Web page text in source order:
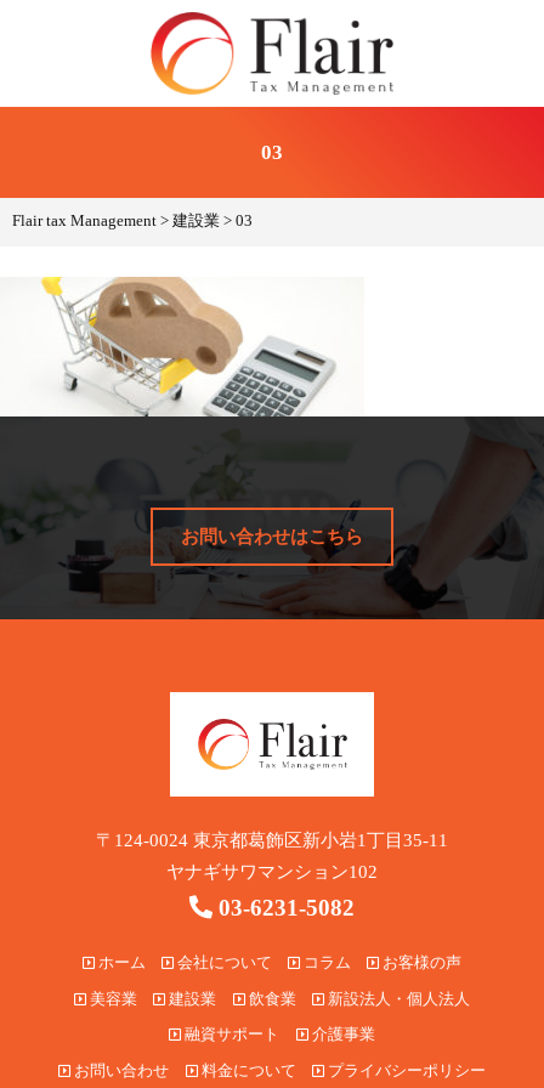
03
Flair tax Management > 建設業 > 03
お問い合わせはこちら
〒124-0024 東京都葛飾区新小岩1丁目35-11
ヤナギサワマンション102
03-6231-5082
ホーム 会社について コラム お客様の声
美容業 建設業 飲食業 新設法人・個人法人
融資サポート 介護事業
お問い合わせ 料金について プライバシーポリシー